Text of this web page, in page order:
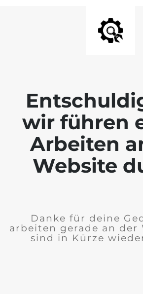
wir führen
Arbeiten
Website
Danke für deine
arbeiten gerade an der
sind in Kürze